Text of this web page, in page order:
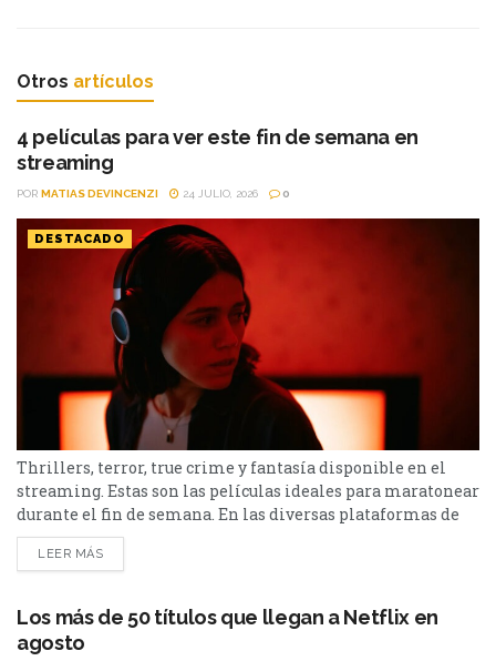
Otros artículos
4 películas para ver este fin de semana en
streaming
POR MATIAS DEVINCENZI 24 JULIO, 2026 0
DESTACADO
Thrillers, terror, true crime y fantasía disponible en el
streaming. Estas son las películas ideales para maratonear
durante el fin de semana. En las diversas plataformas de
streaming aparecen propuestas para todos los gustos: desde
un thriller español cargado de tensión y conspiraciones,
película de terror psicológico y el esperado regreso de...
LEER MÁS
Los más de 50 títulos que llegan a Netflix en
agosto